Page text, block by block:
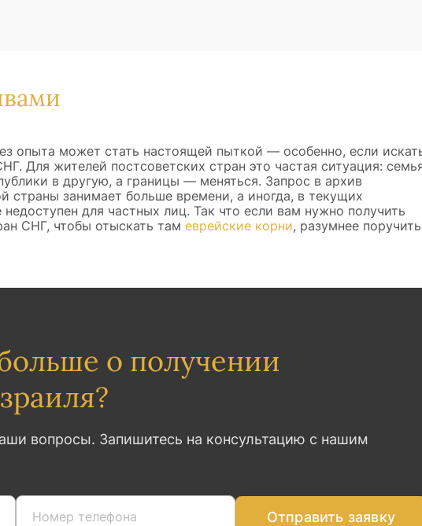
опыта может стать настоящей пыткой — особенно, если
Для жителей постсоветских стран это частая ситуация:
в другую, а границы — меняться. Запрос в архив
страны занимает больше времени, а иногда, в текущих
для частных лиц. Так что если вам нужно получить
СНГ, чтобы отыскать там еврейские корни, разумнее поручить
о получении
вопросы. Запишитесь на консультацию с нашим
Отправить заявку